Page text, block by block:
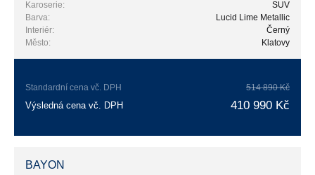
Karoserie:
SUV
Barva:
Lucid Lime Metallic
Interiér:
Černý
Město:
Klatovy
Standardní cena vč. DPH 514 890 Kč
Výsledná cena vč. DPH 410 990 Kč
BAYON